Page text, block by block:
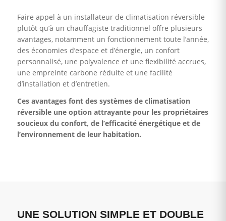
Faire appel à un installateur de climatisation réversible
plutôt qu’à un chauffagiste traditionnel offre plusieurs
avantages, notamment un fonctionnement toute l’année,
des économies d’espace et d’énergie, un confort
personnalisé, une polyvalence et une flexibilité accrues,
une empreinte carbone réduite et une facilité
d’installation et d’entretien.
Ces avantages font des systèmes de climatisation
réversible une option attrayante pour les propriétaires
soucieux du confort, de l’efficacité énergétique et de
l’environnement de leur habitation.
UNE SOLUTION SIMPLE ET DOUBLE